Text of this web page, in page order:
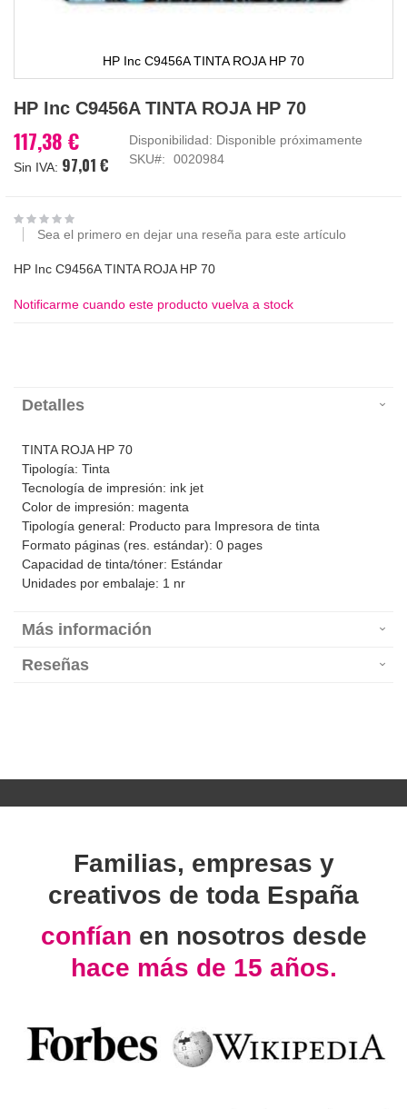
HP Inc C9456A TINTA ROJA HP 70
al
la
imágenes
HP Inc C9456A TINTA ROJA HP 70
117,38 €
97,01 €
Disponibilidad: Disponible próximamente
SKU
0020984
Sea el primero en dejar una reseña para este artículo
HP Inc C9456A TINTA ROJA HP 70
Notificarme cuando este producto vuelva a stock
Detalles
TINTA ROJA HP 70
Tipología: Tinta
Tecnología de impresión: ink jet
Color de impresión: magenta
Tipología general: Producto para Impresora de tinta
Formato páginas (res. estándar): 0 pages
Capacidad de tinta/tóner: Estándar
Unidades por embalaje: 1 nr
Más información
Reseñas
Familias, empresas y
creativos de toda España
confían en nosotros desde
hace más de 15 años.